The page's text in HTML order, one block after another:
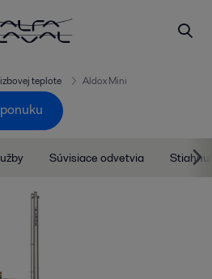
teplote Aldox Mini
Súvisiace odvetvia